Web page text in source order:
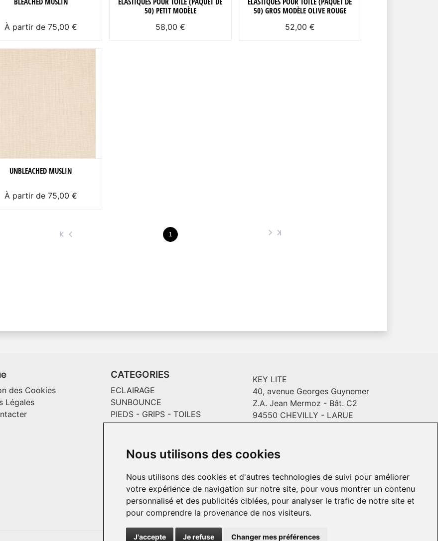
Nous utilisons des cookies
Nous utilisons des cookies et d'autres technologies de suivi pour améliorer
votre expérience de navigation sur notre site, pour vous montrer un contenu
personnalisé et des publicités ciblées, pour analyser le trafic de notre site et
pour comprendre la provenance de nos visiteurs.
J'accepte Je refuse Changer mes préférences
À partir de 75,00 €
50) PETIT MODÈLE
58,00 €
50) GROS MODÈLE OLIVE ROUGE
52,00 €
UNBLEACHED MUSLIN
À partir de 75,00 €
1
des Cookies
Légales
CATEGORIES
ECLAIRAGE
SUNBOUNCE
PIEDS - GRIPS - TOILES
MAGLINER CHARIOTS
EFFETS SPECIAUX ET
INCRUSTATION
PASSECABLE
HOME PRODUCT
KEY LITE
40, avenue Georges Guynemer
Z.A. Jean Mermoz - Bât. C2
94550 CHEVILLY - LARUE
9h-13h & 14h-18h